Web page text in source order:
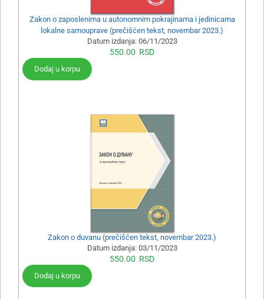
Zakon o zaposlenima u autonomnim pokrajinama i jedinicama
lokalne samouprave (prečišćen tekst, novembar 2023.)
Datum izdanja: 06/11/2023
550.00 RSD
Dodaj u korpu
Zakon o duvanu (prečišćen tekst, novembar 2023.)
Datum izdanja: 03/11/2023
550.00 RSD
Dodaj u korpu